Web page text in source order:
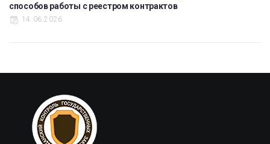
способов работы с реестром контрактов
14.06.2026